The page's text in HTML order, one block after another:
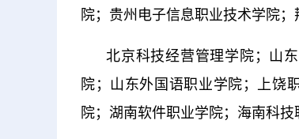
院；贵州电子信息职业技术学院；
北京科技经营管理学院；山
院；山东外国语职业学院；上饶
院；湖南软件职业学院；海南科技